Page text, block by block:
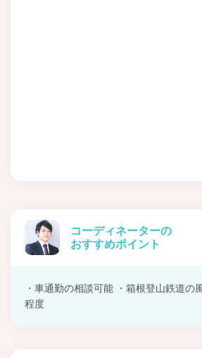
コーディネーターの
おすすめポイント
・車通勤の相談可能 ・箱根登山鉄道の
程度